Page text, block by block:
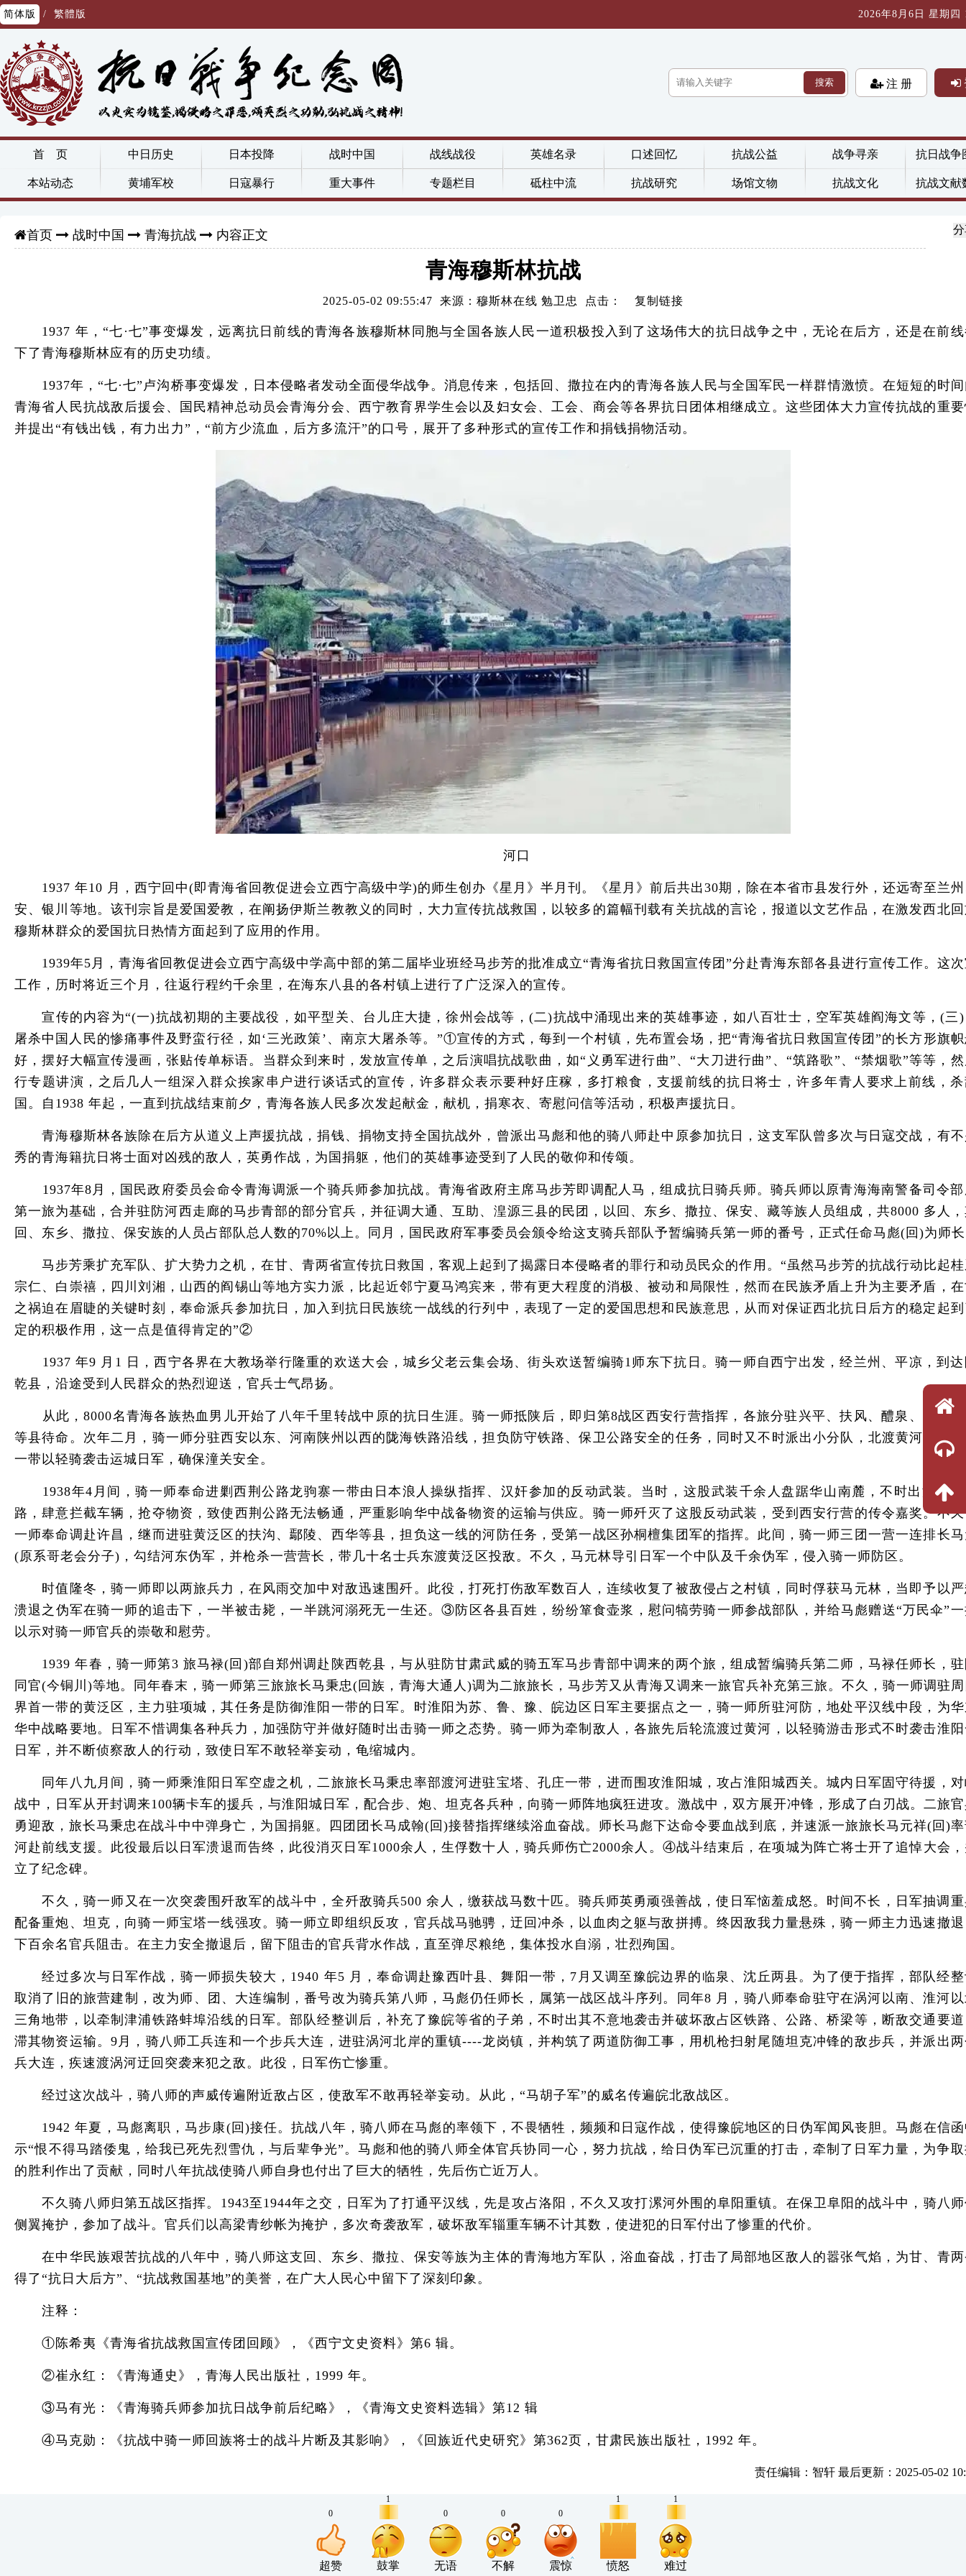
简体版 / 繁體版 2026年8月6日 星期四
搜索 注 册
首 页 中日历史 日本投降 战时中国 战线战役 英雄名录 口述回忆 抗战公益 战争寻亲 抗日战争
本站动态 黄埔军校 日寇暴行 重大事件 专题栏目 砥柱中流 抗战研究 场馆文物 抗战文化 抗战文献
首页 战时中国 青海抗战 内容正文
青海穆斯林抗战
2025-05-02 09:55:47 来源：穆斯林在线 勉卫忠 点击： 复制链接
1937 年，“七·七”事变爆发，远离抗日前线的青海各族穆斯林同胞与全国各族人民一道积极投入到了这场伟大的抗日战争之中，无论在后方，还是在前
下了青海穆斯林应有的历史功绩。
1937年，“七·七”卢沟桥事变爆发，日本侵略者发动全面侵华战争。消息传来，包括回、撒拉在内的青海各族人民与全国军民一样群情激愤。在短短的时
青海省人民抗战敌后援会、国民精神总动员会青海分会、西宁教育界学生会以及妇女会、工会、商会等各界抗日团体相继成立。这些团体大力宣传抗战的重
并提出“有钱出钱，有力出力”，“前方少流血，后方多流汗”的口号，展开了多种形式的宣传工作和捐钱捐物活动。
河口
1937 年10 月，西宁回中(即青海省回教促进会立西宁高级中学)的师生创办《星月》半月刊。《星月》前后共出30期，除在本省市县发行外，还远寄至兰
安、银川等地。该刊宗旨是爱国爱教，在阐扬伊斯兰教教义的同时，大力宣传抗战救国，以较多的篇幅刊载有关抗战的言论，报道以文艺作品，在激发西北
穆斯林群众的爱国抗日热情方面起到了应用的作用。
1939年5月，青海省回教促进会立西宁高级中学高中部的第二届毕业班经马步芳的批准成立“青海省抗日救国宣传团”分赴青海东部各县进行宣传工作。这
工作，历时将近三个月，往返行程约千余里，在海东八县的各村镇上进行了广泛深入的宣传。
宣传的内容为“(一)抗战初期的主要战役，如平型关、台儿庄大捷，徐州会战等，(二)抗战中涌现出来的英雄事迹，如八百壮士，空军英雄阎海文等，(三
屠杀中国人民的惨痛事件及野蛮行径，如‘三光政策’、南京大屠杀等。”①宣传的方式，每到一个村镇，先布置会场，把“青海省抗日救国宣传团”的长方形旗
好，摆好大幅宣传漫画，张贴传单标语。当群众到来时，发放宣传单，之后演唱抗战歌曲，如“义勇军进行曲”、“大刀进行曲”、“筑路歌”、“禁烟歌”等等，
行专题讲演，之后几人一组深入群众挨家串户进行谈话式的宣传，许多群众表示要种好庄稼，多打粮食，支援前线的抗日将士，许多年青人要求上前线，
国。自1938 年起，一直到抗战结束前夕，青海各族人民多次发起献金，献机，捐寒衣、寄慰问信等活动，积极声援抗日。
青海穆斯林各族除在后方从道义上声援抗战，捐钱、捐物支持全国抗战外，曾派出马彪和他的骑八师赴中原参加抗日，这支军队曾多次与日寇交战，有
秀的青海籍抗日将士面对凶残的敌人，英勇作战，为国捐躯，他们的英雄事迹受到了人民的敬仰和传颂。
1937年8月，国民政府委员会命令青海调派一个骑兵师参加抗战。青海省政府主席马步芳即调配人马，组成抗日骑兵师。骑兵师以原青海海南警备司令
第一旅为基础，合并驻防河西走廊的马步青部的部分官兵，并征调大通、互助、湟源三县的民团，以回、东乡、撒拉、保安、藏等族人员组成，共8000 多人
回、东乡、撒拉、保安族的人员占部队总人数的70%以上。同月，国民政府军事委员会颁令给这支骑兵部队予暂编骑兵第一师的番号，正式任命马彪(回)为师
马步芳乘扩充军队、扩大势力之机，在甘、青两省宣传抗日救国，客观上起到了揭露日本侵略者的罪行和动员民众的作用。“虽然马步芳的抗战行动比起
宗仁、白崇禧，四川刘湘，山西的阎锡山等地方实力派，比起近邻宁夏马鸿宾来，带有更大程度的消极、被动和局限性，然而在民族矛盾上升为主要矛盾，
之祸迫在眉睫的关键时刻，奉命派兵参加抗日，加入到抗日民族统一战线的行列中，表现了一定的爱国思想和民族意思，从而对保证西北抗日后方的稳定起
定的积极作用，这一点是值得肯定的”②
1937 年9 月1 日，西宁各界在大教场举行隆重的欢送大会，城乡父老云集会场、街头欢送暂编骑1师东下抗日。骑一师自西宁出发，经兰州、平凉，到
乾县，沿途受到人民群众的热烈迎送，官兵士气昂扬。
从此，8000名青海各族热血男儿开始了八年千里转战中原的抗日生涯。骑一师抵陕后，即归第8战区西安行营指挥，各旅分驻兴平、扶风、醴泉、永寿
等县待命。次年二月，骑一师分驻西安以东、河南陕州以西的陇海铁路沿线，担负防守铁路、保卫公路安全的任务，同时又不时派出小分队，北渡黄河到晋
一带以轻骑袭击运城日军，确保潼关安全。
1938年4月间，骑一师奉命进剿西荆公路龙驹寨一带由日本浪人操纵指挥、汉奸参加的反动武装。当时，这股武装千余人盘踞华山南麓，不时出没于
路，肆意拦截车辆，抢夺物资，致使西荆公路无法畅通，严重影响华中战备物资的运输与供应。骑一师歼灭了这股反动武装，受到西安行营的传令嘉奖。不
一师奉命调赴许昌，继而进驻黄泛区的扶沟、鄢陵、西华等县，担负这一线的河防任务，受第一战区孙桐檀集团军的指挥。此间，骑一师三团一营一连排长
(原系哥老会分子)，勾结河东伪军，并枪杀一营营长，带几十名士兵东渡黄泛区投敌。不久，马元林导引日军一个中队及千余伪军，侵入骑一师防区。
时值隆冬，骑一师即以两旅兵力，在风雨交加中对敌迅速围歼。此役，打死打伤敌军数百人，连续收复了被敌侵占之村镇，同时俘获马元林，当即予以
溃退之伪军在骑一师的追击下，一半被击毙，一半跳河溺死无一生还。③防区各县百姓，纷纷箪食壶浆，慰问犒劳骑一师参战部队，并给马彪赠送“万民伞”
以示对骑一师官兵的崇敬和慰劳。
1939 年春，骑一师第3 旅马禄(回)部自郑州调赴陕西乾县，与从驻防甘肃武威的骑五军马步青部中调来的两个旅，组成暂编骑兵第二师，马禄任师长，
同官(今铜川)等地。同年春末，骑一师第三旅旅长马秉忠(回族，青海大通人)调为二旅旅长，马步芳又从青海又调来一旅官兵补充第三旅。不久，骑一师调驻
界首一带的黄泛区，主力驻项城，其任务是防御淮阳一带的日军。时淮阳为苏、鲁、豫、皖边区日军主要据点之一，骑一师所驻河防，地处平汉线中段，为
华中战略要地。日军不惜调集各种兵力，加强防守并做好随时出击骑一师之态势。骑一师为牵制敌人，各旅先后轮流渡过黄河，以轻骑游击形式不时袭击淮
日军，并不断侦察敌人的行动，致使日军不敢轻举妄动，龟缩城内。
同年八九月间，骑一师乘淮阳日军空虚之机，二旅旅长马秉忠率部渡河进驻宝塔、孔庄一带，进而围攻淮阳城，攻占淮阳城西关。城内日军固守待援，
战中，日军从开封调来100辆卡车的援兵，与淮阳城日军，配合步、炮、坦克各兵种，向骑一师阵地疯狂进攻。激战中，双方展开冲锋，形成了白刃战。二旅
勇迎敌，旅长马秉忠在战斗中中弹身亡，为国捐躯。四团团长马成翰(回)接替指挥继续浴血奋战。师长马彪下达命令要血战到底，并速派一旅旅长马元祥(回)
河赴前线支援。此役最后以日军溃退而告终，此役消灭日军1000余人，生俘数十人，骑兵师伤亡2000余人。④战斗结束后，在项城为阵亡将士开了追悼大会
立了纪念碑。
不久，骑一师又在一次突袭围歼敌军的战斗中，全歼敌骑兵500 余人，缴获战马数十匹。骑兵师英勇顽强善战，使日军恼羞成怒。时间不长，日军抽调
配备重炮、坦克，向骑一师宝塔一线强攻。骑一师立即组织反攻，官兵战马驰骋，迂回冲杀，以血肉之躯与敌拼搏。终因敌我力量悬殊，骑一师主力迅速撤
下百余名官兵阻击。在主力安全撤退后，留下阻击的官兵背水作战，直至弹尽粮绝，集体投水自溺，壮烈殉国。
经过多次与日军作战，骑一师损失较大，1940 年5 月，奉命调赴豫西叶县、舞阳一带，7月又调至豫皖边界的临泉、沈丘两县。为了便于指挥，部队经
取消了旧的旅营建制，改为师、团、大连编制，番号改为骑兵第八师，马彪仍任师长，属第一战区战斗序列。同年8 月，骑八师奉命驻守在涡河以南、淮河
三角地带，以牵制津浦铁路蚌埠沿线的日军。部队经整训后，补充了豫皖等省的子弟，不时出其不意地袭击并破坏敌占区铁路、公路、桥梁等，断敌交通要
滞其物资运输。9月，骑八师工兵连和一个步兵大连，进驻涡河北岸的重镇----龙岗镇，并构筑了两道防御工事，用机枪扫射尾随坦克冲锋的敌步兵，并派出
兵大连，疾速渡涡河迂回突袭来犯之敌。此役，日军伤亡惨重。
经过这次战斗，骑八师的声威传遍附近敌占区，使敌军不敢再轻举妄动。从此，“马胡子军”的威名传遍皖北敌战区。
1942 年夏，马彪离职，马步康(回)接任。抗战八年，骑八师在马彪的率领下，不畏牺牲，频频和日寇作战，使得豫皖地区的日伪军闻风丧胆。马彪在信
示“恨不得马踏倭鬼，给我已死先烈雪仇，与后辈争光”。马彪和他的骑八师全体官兵协同一心，努力抗战，给日伪军已沉重的打击，牵制了日军力量，为争
的胜利作出了贡献，同时八年抗战使骑八师自身也付出了巨大的牺牲，先后伤亡近万人。
不久骑八师归第五战区指挥。1943至1944年之交，日军为了打通平汉线，先是攻占洛阳，不久又攻打漯河外围的阜阳重镇。在保卫阜阳的战斗中，骑八
侧翼掩护，参加了战斗。官兵们以高梁青纱帐为掩护，多次奇袭敌军，破坏敌军辎重车辆不计其数，使进犯的日军付出了惨重的代价。
在中华民族艰苦抗战的八年中，骑八师这支回、东乡、撒拉、保安等族为主体的青海地方军队，浴血奋战，打击了局部地区敌人的嚣张气焰，为甘、青
得了“抗日大后方”、“抗战救国基地”的美誉，在广大人民心中留下了深刻印象。
注释：
①陈希夷《青海省抗战救国宣传团回顾》，《西宁文史资料》第6 辑。
②崔永红：《青海通史》，青海人民出版社，1999 年。
③马有光：《青海骑兵师参加抗日战争前后纪略》，《青海文史资料选辑》第12 辑
④马克勋：《抗战中骑一师回族将士的战斗片断及其影响》，《回族近代史研究》第362页，甘肃民族出版社，1992 年。
责任编辑：智轩 最后更新：2025-05-02
0
超赞
1
鼓掌
0
无语
0
不解
0
震惊
1
愤怒
1
难过